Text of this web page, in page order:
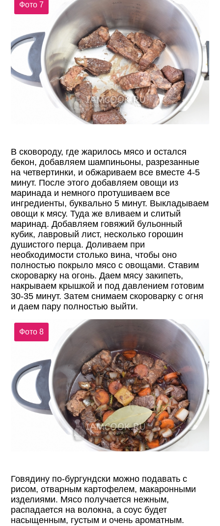
Фото 7
В сковороду, где жарилось мясо и остался
бекон, добавляем шампиньоны, разрезанные
на четвертинки, и обжариваем все вместе 4-5
минут. После этого добавляем овощи из
маринада и немного протушиваем все
ингредиенты, буквально 5 минут. Выкладываем
овощи к мясу. Туда же вливаем и слитый
маринад. Добавляем говяжий бульонный
кубик, лавровый лист, несколько горошин
душистого перца. Доливаем при
необходимости столько вина, чтобы оно
полностью покрыло мясо с овощами. Ставим
скороварку на огонь. Даем мясу закипеть,
накрываем крышкой и под давлением готовим
30-35 минут. Затем снимаем скороварку с огня
и даем пару полностью выйти.
Фото 8
Говядину по-бургундски можно подавать с
рисом, отварным картофелем, макаронными
изделиями. Мясо получается нежным,
распадается на волокна, а соус будет
насыщенным, густым и очень ароматным.